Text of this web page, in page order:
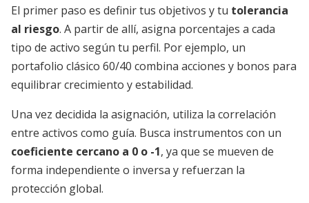
El primer paso es definir tus objetivos y tu tolerancia
al riesgo. A partir de allí, asigna porcentajes a cada
tipo de activo según tu perfil. Por ejemplo, un
portafolio clásico 60/40 combina acciones y bonos para
equilibrar crecimiento y estabilidad.
Una vez decidida la asignación, utiliza la correlación
entre activos como guía. Busca instrumentos con un
coeficiente cercano a 0 o -1, ya que se mueven de
forma independiente o inversa y refuerzan la
protección global.